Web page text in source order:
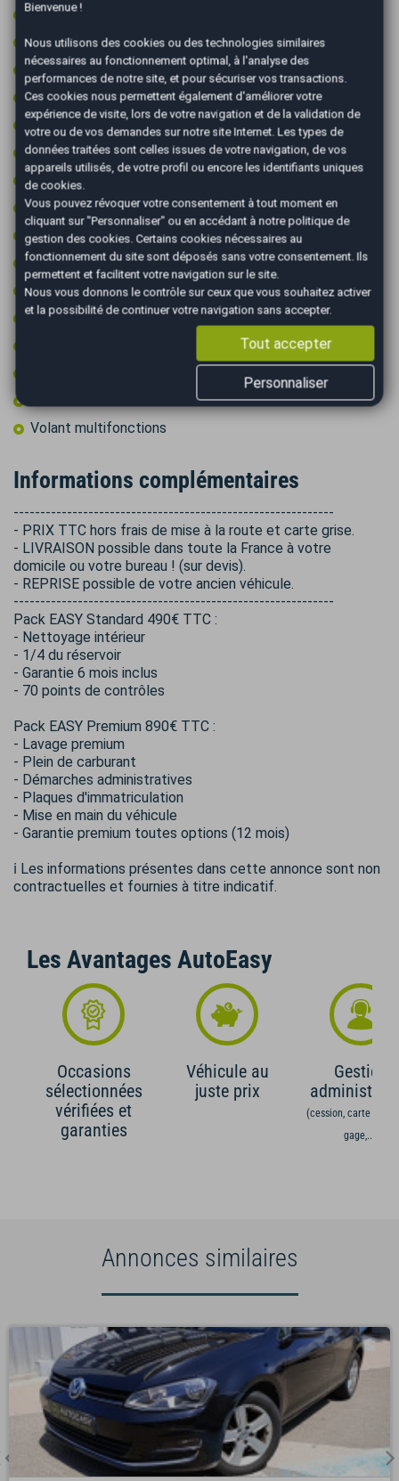
Ordinateur de bord
Pack visibilite
Peinture integrale
Prise 12v
Prise audio USB
Radar arrière de détection d'obstacles
Radar avant de détection d'obstacles
Régulateur de vitesse
Rétroviseurs électriques
Rétroviseurs rabattables électriquement
Roue secours tempo + kit outils
Start & Stop
Volant multifonctions
Informations complémentaires
------------------------------------------------------------
- PRIX TTC hors frais de mise à la route et carte grise.
- LIVRAISON possible dans toute la France à votre
domicile ou votre bureau ! (sur devis).
- REPRISE possible de votre ancien véhicule.
------------------------------------------------------------
Pack EASY Standard 490€ TTC :
- Nettoyage intérieur
- 1/4 du réservoir
- Garantie 6 mois inclus
- 70 points de contrôles
Pack EASY Premium 890€ TTC :
- Lavage premium
- Plein de carburant
- Démarches administratives
- Plaques d'immatriculation
- Mise en main du véhicule
- Garantie premium toutes options (12 mois)
ℹ️ Les informations présentes dans cette annonce sont non
contractuelles et fournies à titre indicatif.
Les Avantages AutoEasy
Occasions
sélectionnées
vérifiées et
garanties
Véhicule au
juste prix
Gestion
(cession, carte grise,
gage,...)
Annonces similaires
Bienvenue !
Nous utilisons des cookies ou des technologies similaires
nécessaires au fonctionnement optimal, à l'analyse des
performances de notre site, et pour sécuriser vos transactions.
Ces cookies nous permettent également d'améliorer votre
expérience de visite, lors de votre navigation et de la validation de
votre ou de vos demandes sur notre site Internet. Les types de
données traitées sont celles issues de votre navigation, de vos
appareils utilisés, de votre profil ou encore les identifiants uniques
de cookies.
Vous pouvez révoquer votre consentement à tout moment en
cliquant sur "Personnaliser" ou en accédant à notre politique de
gestion des cookies. Certains cookies nécessaires au
fonctionnement du site sont déposés sans votre consentement. Ils
permettent et facilitent votre navigation sur le site.
Nous vous donnons le contrôle sur ceux que vous souhaitez activer
et la possibilité de continuer votre navigation sans accepter.
Tout accepter
Personnaliser